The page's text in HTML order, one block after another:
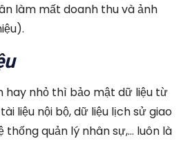
làm mất doanh thu và ảnh
hay nhỏ thì bảo mật dữ liệu từ
liệu nội bộ, dữ liệu lịch sử giao
thống quản lý nhân sự,… luôn là